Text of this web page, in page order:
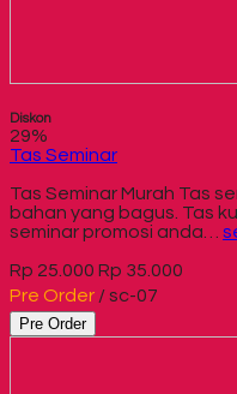
Diskon
29%
Tas Seminar
Tas Seminar Murah Tas
bahan yang bagus. Tas
seminar promosi anda…
Rp 25.000 Rp 35.000
Pre Order / sc-07
Pre Order